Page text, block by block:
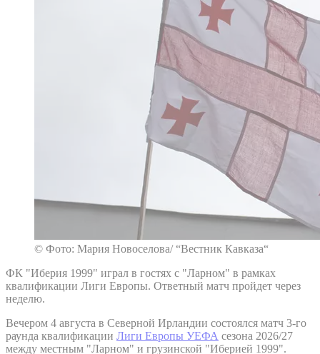
© Фото: Мария Новоселова/ “Вестник Кавказа“
ФК "Иберия 1999" играл в гостях с "Ларном" в рамках
квалификации Лиги Европы. Ответный матч пройдет через
неделю.
Вечером 4 августа в Северной Ирландии состоялся матч 3-го
раунда квалификации Лиги Европы УЕФА сезона 2026/27
между местным "Ларном" и грузинской "Иберией 1999".